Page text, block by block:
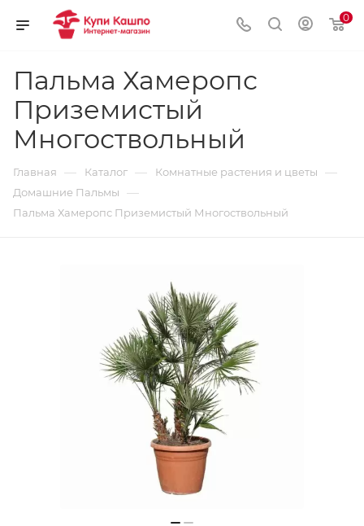
0
Пальма Хамеропс
Приземистый
Многоствольный
Главная — Каталог — Комнатные растения и цветы —
Домашние Пальмы —
Пальма Хамеропс Приземистый Многоствольный